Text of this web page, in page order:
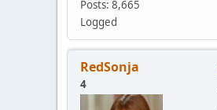
Posts: 8,665
Logged
RedSonja
4